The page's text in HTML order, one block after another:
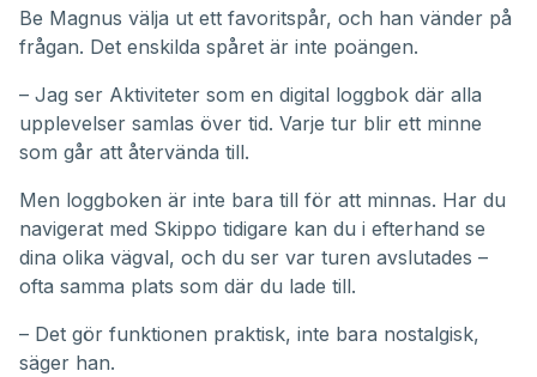
Be Magnus välja ut ett favoritspår, och han vänder på
frågan. Det enskilda spåret är inte poängen.
– Jag ser Aktiviteter som en digital loggbok där alla
upplevelser samlas över tid. Varje tur blir ett minne
som går att återvända till.
Men loggboken är inte bara till för att minnas. Har du
navigerat med Skippo tidigare kan du i efterhand se
dina olika vägval, och du ser var turen avslutades –
ofta samma plats som där du lade till.
– Det gör funktionen praktisk, inte bara nostalgisk,
säger han.